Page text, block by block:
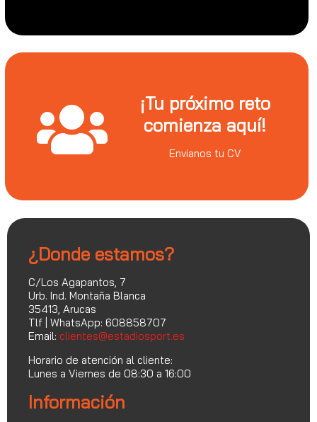
¡Tu próximo reto
comienza aquí!
Envianos tu CV
¿Donde estamos?
C/Los Agapantos, 7
Urb. Ind. Montaña Blanca
35413, Arucas
Tlf | WhatsApp: 608858707
Email: clientes@estadiosport.es
Horario de atención al cliente:
Lunes a Viernes de 08:30 a 16:00
Información